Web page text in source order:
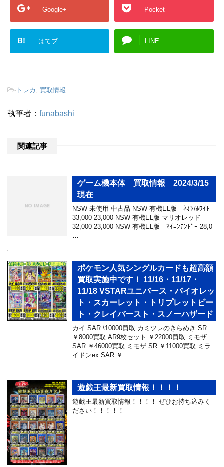
Google+ Pocket
B! はてブ LINE
- トレカ 買取情報
執筆者： funabashi
関連記事
ゲーム機本体 買取情報 2024/3/15
現在
NSW 未使用 中古品 NSW 有機EL版 ﾈｵﾝ/ﾎﾜｲﾄ
33,000 23,000 NSW 有機EL版 マリオレッド
32,000 23,000 NSW 有機EL版 ﾏｲﾆﾝﾃﾝﾄﾞｰ 28,0
ポケモン人気シングルカードも超高額
買取実施中です！ 11/16・11/17・
11/18 VSTARユニバース・バイオレッ
ト・スカーレット・トリプレットビー
ト・クレイバースト・スノーハザード
カイ SAR \10000買取 カミツレのきらめき SR
￥8000買取 AR9枚セット ￥22000買取 ミモザ
SAR ￥46000買取 ミモザ SR ￥11000買取 ミラ
イドンex SAR ￥ …
遊戯王最新買取情報！！！！
遊戯王最新買取情報！！！！ ぜひお持ち込みく
ださい！！！！！